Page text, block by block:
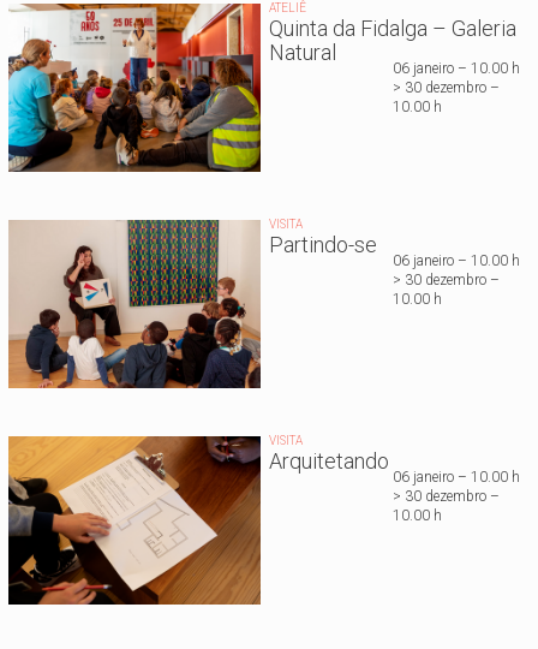
ATELIÊ
Quinta da Fidalga – Galeria
Natural
06 janeiro – 10.00 h
> 30 dezembro –
10.00 h
VISITA
Partindo-se
06 janeiro – 10.00 h
> 30 dezembro –
10.00 h
VISITA
Arquitetando
06 janeiro – 10.00 h
> 30 dezembro –
10.00 h